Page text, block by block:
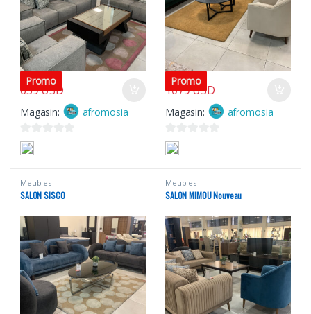
Promo
659USD
3700USD
Magasin: afromosia
0
s
r
Promo
1079USD
3700USD
Magasin: afromosia
0
s
r
Meubles
SALON SISCO
Meubles
SALON MIMOU Nouveau